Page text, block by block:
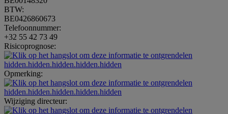
BTW:
BE0426860673
Telefoonnummer:
+32 55 42 73 49
Risicoprognose:
hidden.hidden.hidden.hidden.hidden
Opmerking:
hidden.hidden.hidden.hidden.hidden
Wijziging directeur: